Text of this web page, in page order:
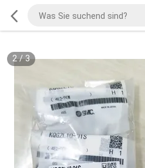
2/3